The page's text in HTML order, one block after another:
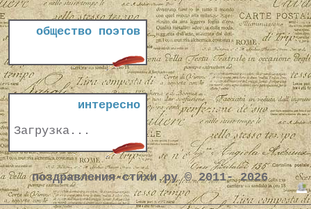
общество поэтов
интересно
Загрузка...
поздравления-стихи.ру © 2011- 2026